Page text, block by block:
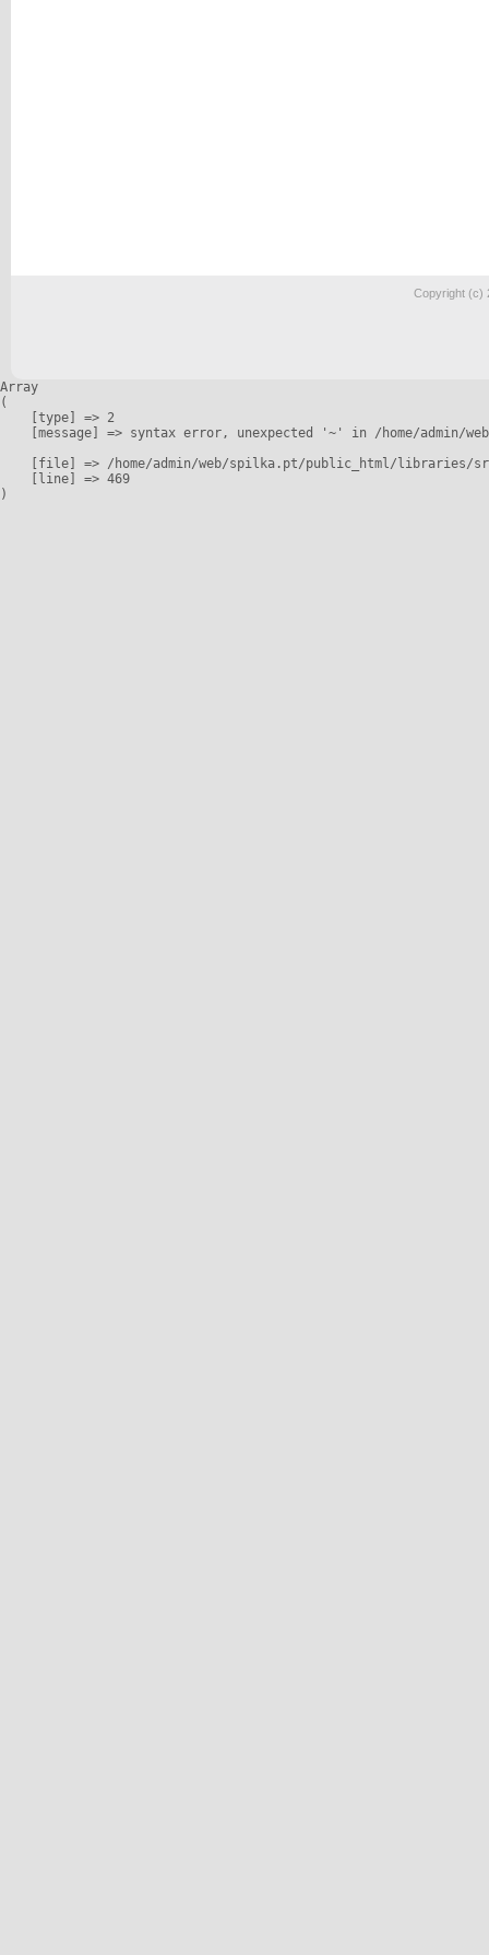
Copyright (c)
Array
(
    [type] => 2
[message] => syntax error, unexpected '~' in /home/admin/
[file] => /home/admin/web/spilka.pt/public_html/libraries/
    [line] => 469